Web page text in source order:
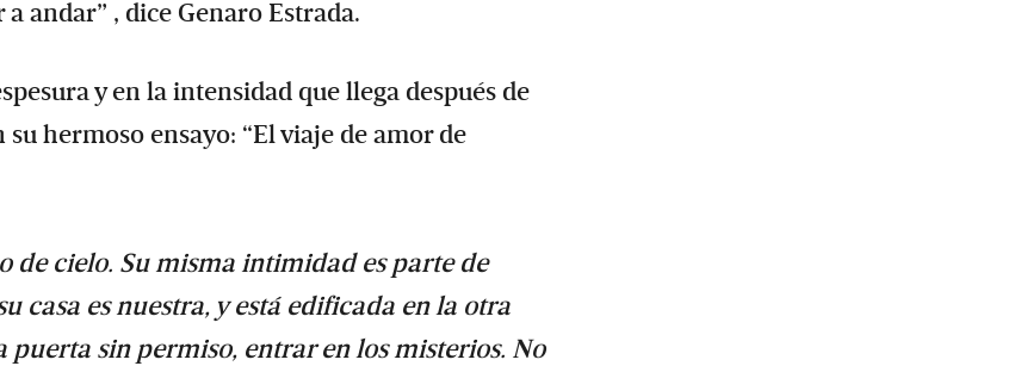
andar” , dice Genaro Estrada.
y en la intensidad que llega después de
hermoso ensayo: “El viaje de amor de
de cielo. Su misma intimidad es parte de
casa es nuestra, y está edificada en la otra
sin permiso, entrar en los misterios. No